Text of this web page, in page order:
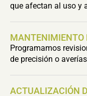
que afectan al uso y
MANTENIMIENTO
Programamos
de precisión o
ACTUALIZACIÓN